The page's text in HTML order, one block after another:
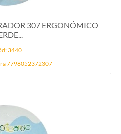
307 ERGONÓMICO
3440
7798052372307